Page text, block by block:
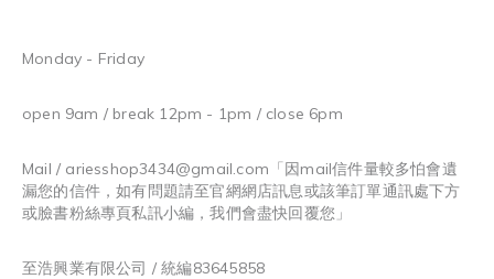
Monday - Friday
open 9am / break 12pm - 1pm / close 6pm
Mail / ariesshop3434@gmail.com 「因mail信件量較多怕會遺
漏您的信件，如有問題請至官網網店訊息或該筆訂單通訊處下方
或臉書粉絲專頁私訊小編，我們會盡快回覆您」
至浩興業有限公司 / 統編83645858